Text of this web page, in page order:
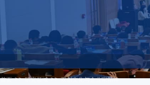
首页 >> 研究领域 >> 双创文化与企业家精神